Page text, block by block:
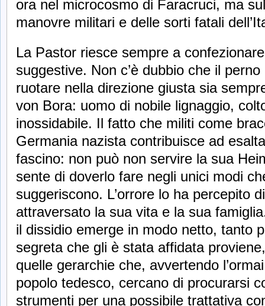
ora nel microcosmo di Faracruci, ma
manovre militari e delle sorti fatali
La Pastor riesce sempre a
suggestive. Non c’è dubbio che il
ruotare nella direzione giusta sia
von Bora: uomo di nobile lignaggio,
inossidabile. Il fatto che militi come
Germania nazista contribuisce ad
fascino: non può non servire la sua
sente di doverlo fare negli unici modi
suggeriscono. L’orrore lo ha percepito
attraversato la sua vita e la sua
il dissidio emerge in modo netto, tanto
segreta che gli è stata affidata
quelle gerarchie che, avvertendo
popolo tedesco, cercano di procurarsi
strumenti per una possibile trattativa